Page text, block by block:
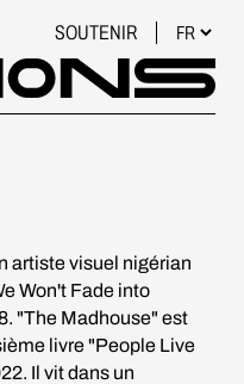
SOUTENIR
artiste visuel nigérian
Won't Fade into
"The Madhouse" est
livre "People Live
Il vit dans un